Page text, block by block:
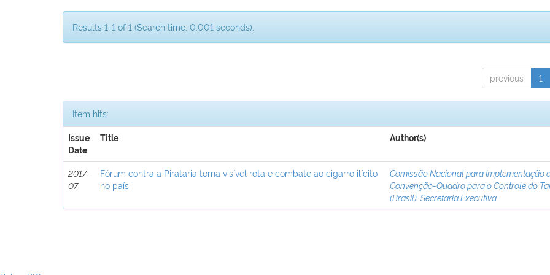
Results 1-1 of 1 (Search time: 0.001 seconds).
previous 1
Item hits:
Issue
Date
Title Author(s)
2017-
07
Fórum contra a Pirataria torna visível rota e combate ao cigarro ilícito
no país
Comissão Nacional para Implementação
Convenção-Quadro para o Controle do
(Brasil). Secretaria Executiva